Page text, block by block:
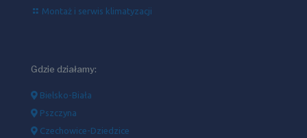
Montaż i serwis klimatyzacji
Gdzie działamy:
Bielsko-Biała
Pszczyna
Czechowice-Dziedzice